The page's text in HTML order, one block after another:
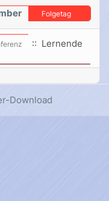
Folgetag
:: Lernende
Download